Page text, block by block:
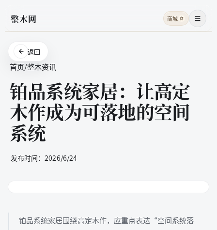
整木网 商城 商 菜单
返回
首页/整木资讯
铂品系统家居：让高定
木作成为可落地的空间
系统
发布时间：2026/6/24
铂品系统家居围绕高定木作，应重点表达“空间系统落